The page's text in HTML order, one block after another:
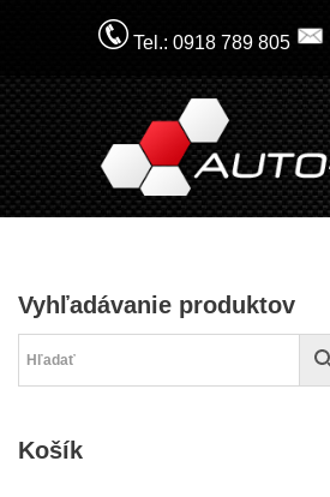
na
obsah
Tel.: 0918 789 805
Vyhľadávanie produktov
Košík